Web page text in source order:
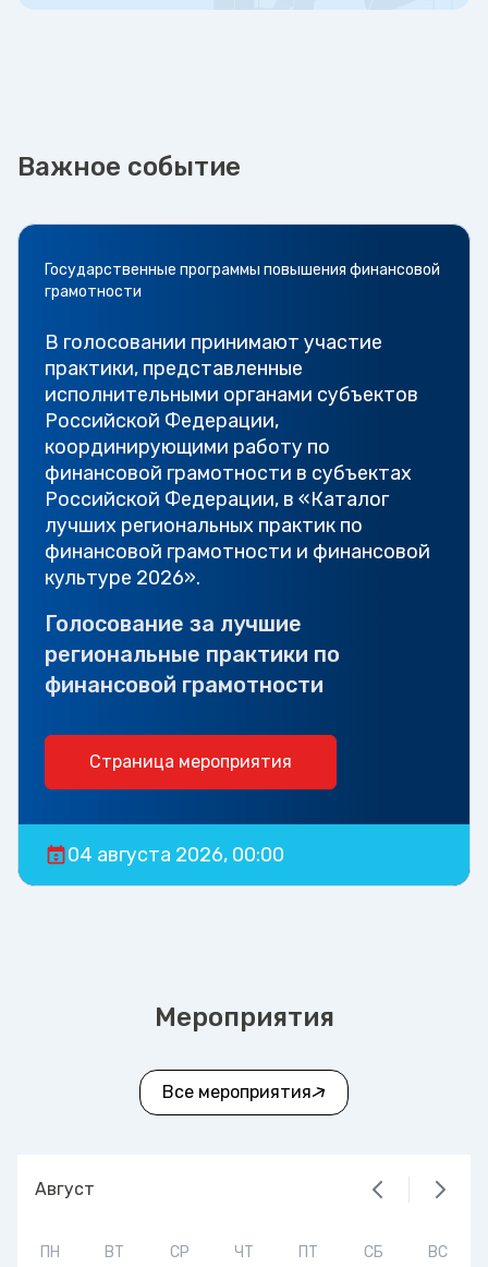
Важное событие
Государственные программы повышения финансовой
грамотности
В голосовании принимают участие
практики, представленные
исполнительными органами субъектов
Российской Федерации,
координирующими работу по
финансовой грамотности в субъектах
Российской Федерации, в «Каталог
лучших региональных практик по
финансовой грамотности и финансовой
культуре 2026».
Голосование за лучшие
региональные практики по
финансовой грамотности
Страница мероприятия
04 августа 2026, 00:00
Мероприятия
Все мероприятия
Август
ПН ВТ СР ЧТ ПТ СБ ВС